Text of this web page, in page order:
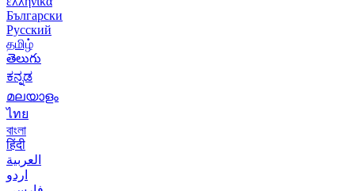
Български
Русский
தமிழ்
తెలుగు
ಕನ್ನಡ
മലയാളം
ไทย
বাংলা
हिंदी
العربية
اردو